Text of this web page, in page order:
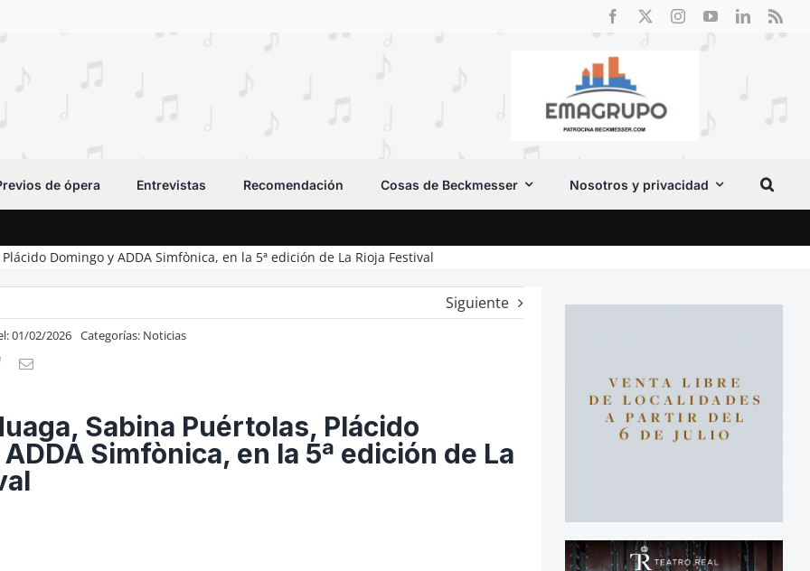
de ópera Entrevistas Recomendación Cosas de Beckmesser Nosotros y privacidad
Domingo y ADDA Simfònica, en la 5ª edición de La Rioja Festival
Siguiente
01/02/2026 Categorías: Noticias
Sabina Puértolas, Plácido
Simfònica, en la 5ª edición de La